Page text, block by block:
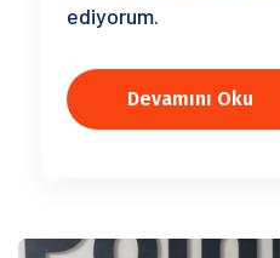
ediyorum.
Devamını Oku